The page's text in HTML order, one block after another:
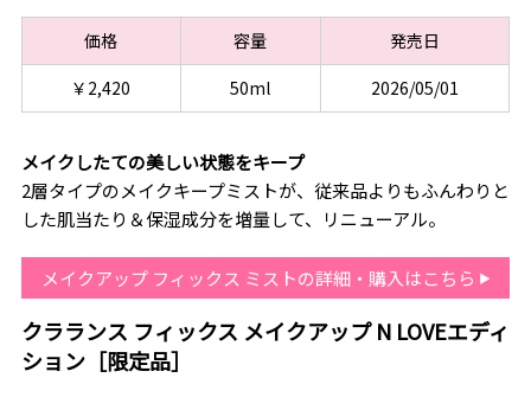
価格 容量
発売日
￥2,420
50ml 2026/05/01
メイクしたての美しい状態をキープ
2層タイプのメイクキープミストが、従来品よりもふんわりと
した肌当たり＆保湿成分を増量して、リニューアル。
メイクアップ フィックス ミストの詳細・購入はこちら
クラランス フィックス メイクアップ N LOVEエディ
ション［限定品］